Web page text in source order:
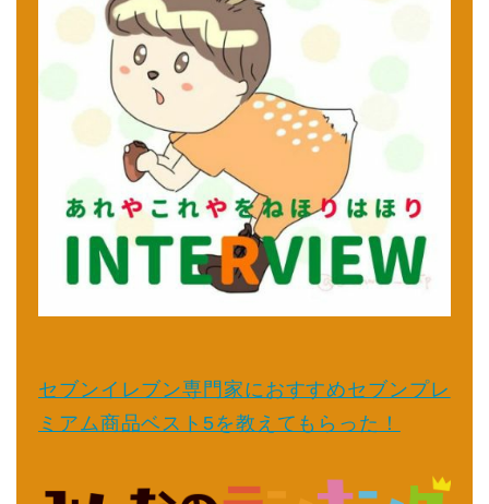
セブンイレブン専門家におすすめセブンプレ
ミアム商品ベスト5を教えてもらった！